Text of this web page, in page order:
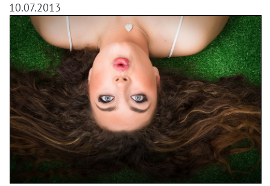
Вебинары и семинары
Прямые эфиры
10.07.2013